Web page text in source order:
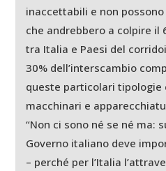
inaccettabili e non
che andrebbero a colpire il
tra Italia e Paesi del
30% dell’interscambio
queste particolari tipologie
macchinari e
“Non ci sono né se né ma:
Governo italiano deve
– perché per l’Italia